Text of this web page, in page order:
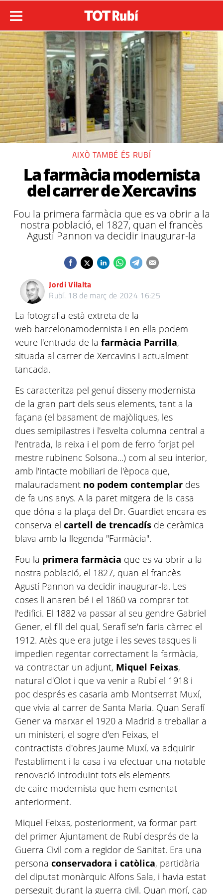
AIXÒ TAMBÉ ÉS RUBÍ
La farmàcia modernista
del carrer de Xercavins
Fou la primera farmàcia que es va obrir a la
nostra població, el 1827, quan el francès
Agustí Pannon va decidir inaugurar-la
Jordi Vilalta
Rubí. 18 de març de 2024 16:25
La fotografia està extreta de la
web barcelonamodernista i en ella podem
veure l'entrada de la farmàcia Parrilla,
situada al carrer de Xercavins i actualment
tancada.
Es caracteritza pel genuí disseny modernista
de la gran part dels seus elements, tant a la
façana (el basament de majòliques, les
dues semipilastres i l'esvelta columna central a
l'entrada, la reixa i el pom de ferro forjat pel
mestre rubinenc Solsona...) com al seu interior,
amb l'intacte mobiliari de l'època que,
malauradament no podem contemplar des
de fa uns anys. A la paret mitgera de la casa
que dóna a la plaça del Dr. Guardiet encara es
conserva el cartell de trencadís de ceràmica
blava amb la llegenda "Farmàcia".
Fou la primera farmàcia que es va obrir a la
nostra població, el 1827, quan el francès
Agustí Pannon va decidir inaugurar-la. Les
coses li anaren bé i el 1860 va comprar tot
l'edifici. El 1882 va passar al seu gendre Gabriel
Gener, el fill del qual, Serafí se'n faria càrrec el
1912. Atès que era jutge i les seves tasques li
impedien regentar correctament la farmàcia,
va contractar un adjunt, Miquel Feixas,
natural d'Olot i que va venir a Rubí el 1918 i
poc després es casaria amb Montserrat Muxí,
que vivia al carrer de Santa Maria. Quan Serafí
Gener va marxar el 1920 a Madrid a treballar a
un ministeri, el sogre d'en Feixas, el
contractista d'obres Jaume Muxí, va adquirir
l'establiment i la casa i va efectuar una notable
renovació introduint tots els elements
de caire modernista que hem esmentat
anteriorment.
Miquel Feixas, posteriorment, va formar part
del primer Ajuntament de Rubí després de la
Guerra Civil com a regidor de Sanitat. Era una
persona conservadora i catòlica, partidària
del diputat monàrquic Alfons Sala, i havia estat
perseguit durant la guerra civil. Quan morí, cap